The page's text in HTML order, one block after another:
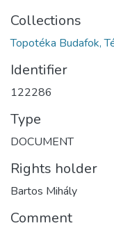
Collections
Topotéka Budafok,
Identifier
122286
Type
DOCUMENT
Rights holder
Bartos Mihály
Comment